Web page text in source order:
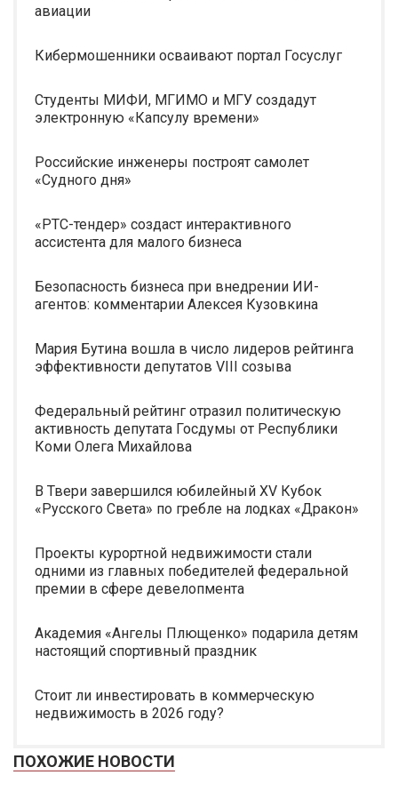
авиации
Кибермошенники осваивают портал Госуслуг
Студенты МИФИ, МГИМО и МГУ создадут
электронную «Капсулу времени»
Российские инженеры построят самолет
«Судного дня»
«РТС-тендер» создаст интерактивного
ассистента для малого бизнеса
Безопасность бизнеса при внедрении ИИ-
агентов: комментарии Алексея Кузовкина
Мария Бутина вошла в число лидеров рейтинга
эффективности депутатов VIII созыва
Федеральный рейтинг отразил политическую
активность депутата Госдумы от Республики
Коми Олега Михайлова
В Твери завершился юбилейный XV Кубок
«Русского Света» по гребле на лодках «Дракон»
Проекты курортной недвижимости стали
одними из главных победителей федеральной
премии в сфере девелопмента
Академия «Ангелы Плющенко» подарила детям
настоящий спортивный праздник
Стоит ли инвестировать в коммерческую
недвижимость в 2026 году?
ПОХОЖИЕ НОВОСТИ